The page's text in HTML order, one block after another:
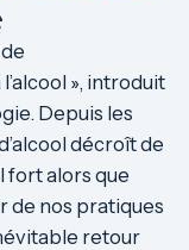
», introduit
Depuis les
décroît de
fort alors que
de nos pratiques
retour